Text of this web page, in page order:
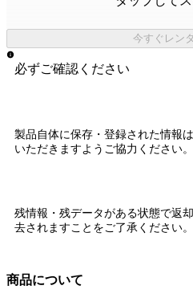
今すぐレン
必ずご確認ください
製品自体に保存・登録された情報は
いただきますようご協力ください。
残情報・残データがある状態で返
去されますことをご了承ください。
商品について